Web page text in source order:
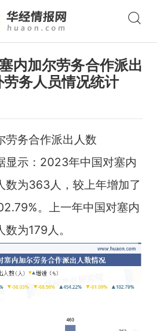
内加尔劳务合作派出
劳务人员情况统计
劳务合作派出人数
显示：2023年中国对塞内
数为363人，较上年增加了
。上一年中国对塞内
为179人。